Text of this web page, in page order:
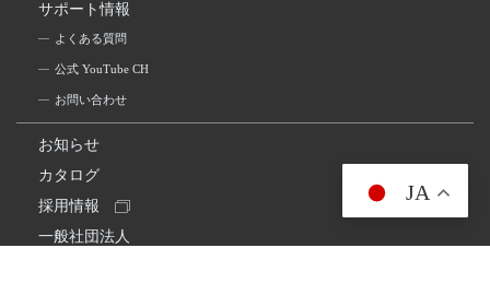
サポート情報
よくある質問
公式 YouTube CH
お問い合わせ
お知らせ
カタログ
採用情報
一般社団法人
JA